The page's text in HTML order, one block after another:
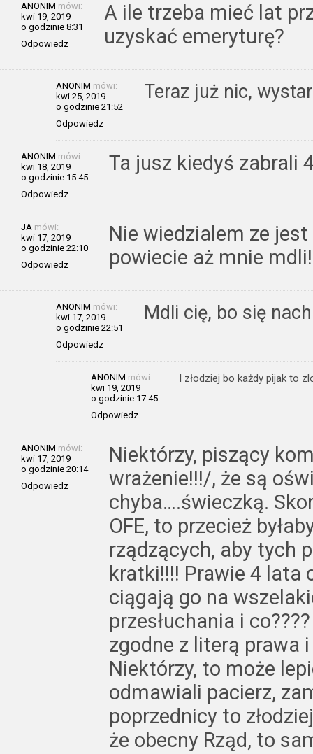
ANONIM mówi:
kwi 19, 2019
o godzinie 8:31
Odpowiedz
A ile trzeba mieć lat
uzyskać emeryturę?
ANONIM mówi:
kwi 25, 2019
o godzinie 21:52
Odpowiedz
Teraz już nic,
ANONIM mówi:
kwi 18, 2019
o godzinie 15:45
Odpowiedz
Ta jusz kiedyś zabrali
JA mówi:
kwi 17, 2019
o godzinie 22:10
Odpowiedz
Nie wiedzialem ze
powiecie aż mnie
ANONIM mówi:
kwi 17, 2019
o godzinie 22:51
Odpowiedz
Mdli cię, bo się
ANONIM mówi:
kwi 19, 2019
o godzinie 17:45
Odpowiedz
I złodziej bo każdy pijak to
ANONIM mówi:
kwi 17, 2019
o godzinie 20:14
Odpowiedz
Niektórzy, piszący
wrażenie!!!/, że są
chyba….świeczką.
OFE, to przecież
rządzących, aby tych
kratki!!!! Prawie 4 lata
ciągają go na
przesłuchania i
zgodne z literą prawa
Niektórzy, to może
odmawiali pacierz,
poprzednicy to
że obecny Rząd, to